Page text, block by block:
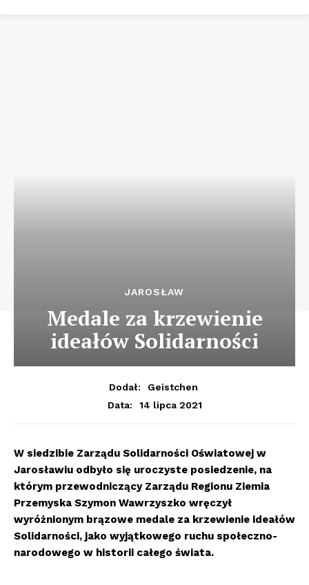
JAROSŁAW
Medale za krzewienie
ideałów Solidarności
Dodał:
Geistchen
Data:
14 lipca 2021
W siedzibie Zarządu Solidarności Oświatowej w
Jarosławiu odbyło się uroczyste posiedzenie, na
którym przewodniczący Zarządu Regionu Ziemia
Przemyska Szymon Wawrzyszko wręczył
wyróżnionym brązowe medale za krzewienie ideałów
Solidarności, jako wyjątkowego ruchu społeczno-
narodowego w historii całego świata.